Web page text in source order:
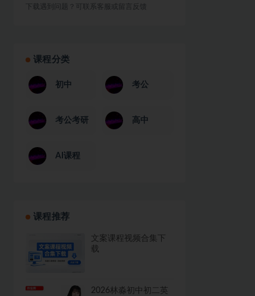
下载遇到问题？可联系客服或留言反馈
课程分类
初中 考公
考公考研 高中
AI课程
课程推荐
文案课程视频合集下
载
2026林淼初中初二英